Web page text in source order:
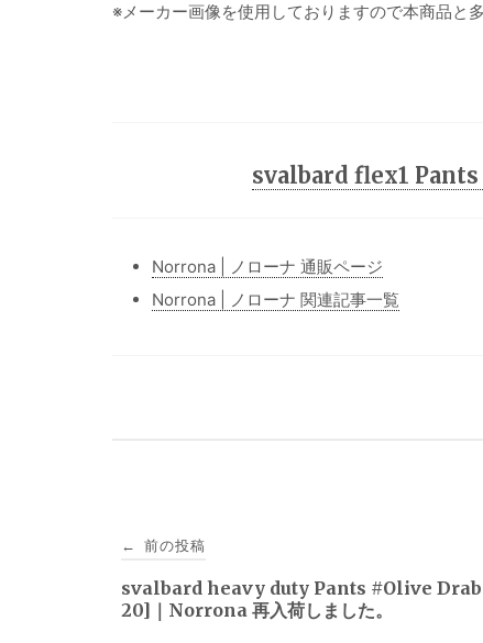
※メーカー画像を使用しておりますので本商品と
svalbard flex1 Pants
Norrona | ノローナ 通販ページ
Norrona | ノローナ 関連記事一覧
ナ
← 前の投稿
svalbard heavy duty Pants #Olive
20]｜Norrona 再入荷しました。